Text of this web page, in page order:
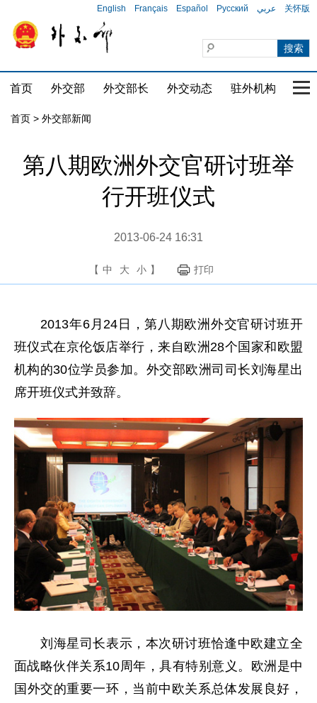
English Français Español Русский عربي 关怀版
首页 外交部 外交部长 外交动态 驻外机构 国
首页 > 外交部新闻
第八期欧洲外交官研讨班举
行开班仪式
2013-06-24 16:31
【 中 大 小 】 打印
2013年6月24日，第八期欧洲外交官研讨班开
班仪式在京伦饭店举行，来自欧洲28个国家和欧盟
机构的30位学员参加。外交部欧洲司司长刘海星出
席开班仪式并致辞。
刘海星司长表示，本次研讨班恰逢中欧建立全
面战略伙伴关系10周年，具有特别意义。欧洲是中
国外交的重要一环，当前中欧关系总体发展良好，